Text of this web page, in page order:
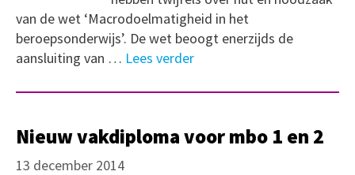
van de wet ‘Macrodoelmatigheid in het
beroepsonderwijs’. De wet beoogt enerzijds de
aansluiting van … Lees verder
Nieuw vakdiploma voor mbo 1 en 2
13 december 2014